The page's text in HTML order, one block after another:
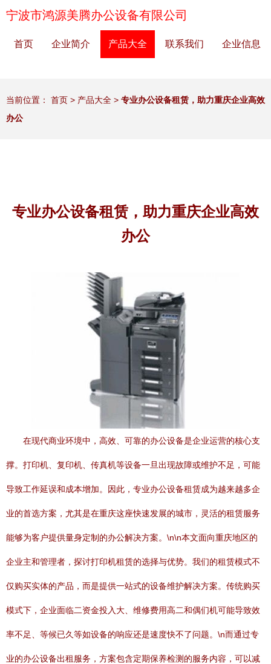
宁波市鸿源美腾办公设备有限公司
首页 企业简介 产品大全 联系我们 企业信息
当前位置： 首页 > 产品大全 > 专业办公设备租赁，助力重庆企业高效
办公
专业办公设备租赁，助力重庆企业高效
办公
在现代商业环境中，高效、可靠的办公设备是企业运营的核心支
撑。打印机、复印机、传真机等设备一旦出现故障或维护不足，可能
导致工作延误和成本增加。因此，专业办公设备租赁成为越来越多企
业的首选方案，尤其是在重庆这座快速发展的城市，灵活的租赁服务
能够为客户提供量身定制的办公解决方案。\n\n本文面向重庆地区的
企业主和管理者，探讨打印机租赁的选择与优势。我们的租赁模式不
仅购买实体的产品，而是提供一站式的设备维护解决方案。传统购买
模式下，企业面临二资金投入大、维修费用高二和偶们机可能导致效
率不足、等候已久等如设备的响应还是速度快不了问题。\n而通过专
业的办公设备出租服务，方案包含定期保养检测的服务内容，可以减